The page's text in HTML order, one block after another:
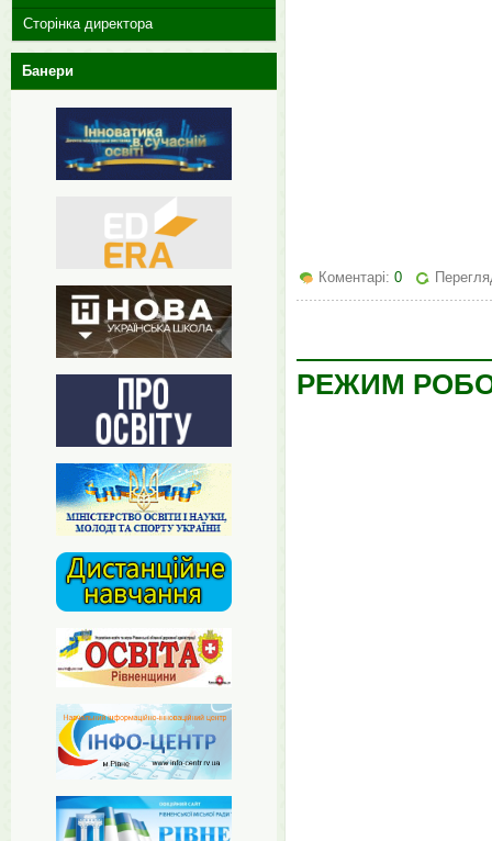
Коментарі: 0
РЕЖИМ
Сторінка директора
Банери